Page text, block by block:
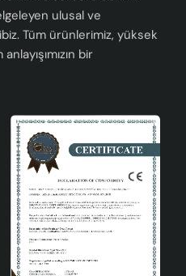
ulusal ve
Tüm ürünlerimiz, yüksek
bir